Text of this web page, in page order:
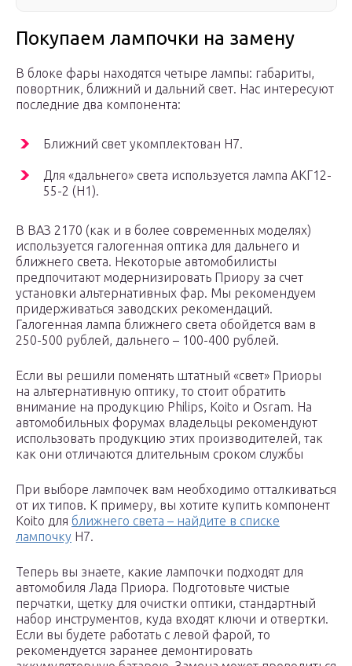
Покупаем лампочки на замену
В блоке фары находятся четыре лампы: габариты,
повортник, ближний и дальний свет. Нас интересуют
последние два компонента:
Ближний свет укомплектован Н7.
Для «дальнего» света используется лампа АКГ12-
55-2 (Н1).
В ВАЗ 2170 (как и в более современных моделях)
используется галогенная оптика для дальнего и
ближнего света. Некоторые автомобилисты
предпочитают модернизировать Приору за счет
установки альтернативных фар. Мы рекомендуем
придерживаться заводских рекомендаций.
Галогенная лампа ближнего света обойдется вам в
250-500 рублей, дальнего – 100-400 рублей.
Если вы решили поменять штатный «свет» Приоры
на альтернативную оптику, то стоит обратить
внимание на продукцию Philips, Koito и Osram. На
автомобильных форумах владельцы рекомендуют
использовать продукцию этих производителей, так
как они отличаются длительным сроком службы
При выборе лампочек вам необходимо отталкиваться
от их типов. К примеру, вы хотите купить компонент
Koito для ближнего света – найдите в списке
лампочку H7.
Теперь вы знаете, какие лампочки подходят для
автомобиля Лада Приора. Подготовьте чистые
перчатки, щетку для очистки оптики, стандартный
набор инструментов, куда входят ключи и отвертки.
Если вы будете работать с левой фарой, то
рекомендуется заранее демонтировать